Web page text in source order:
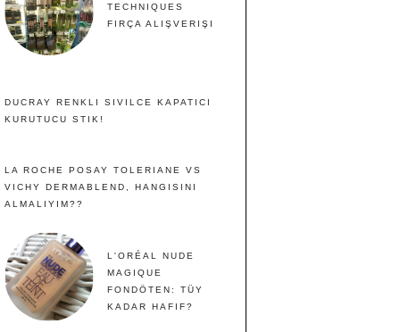
TECHNIQUES
FIRÇA ALIŞVERIŞI
DUCRAY RENKLI SIVILCE KAPATICI
KURUTUCU STIK!
LA ROCHE POSAY TOLERIANE VS
VICHY DERMABLEND, HANGISINI
ALMALIYIM??
L'ORÉAL NUDE
MAGIQUE
FONDÖTEN: TÜY
KADAR HAFIF?